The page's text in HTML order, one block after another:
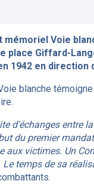
mémoriel Voie
place Giffard-
1942 en direction
blanche
d'échanges entre
du premier
aux victimes. Un
Le temps de sa